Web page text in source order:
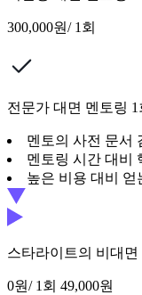
300,000원/ 1회
전문가 대면 멘토링 1
멘토의 사전 문서
멘토링 시간 대비
높은 비용 대비 얻
스타라이트의 비대면
0원/ 1회 49,000원